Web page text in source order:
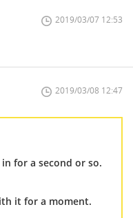
2019/03/07 12:53
2019/03/08 12:47
for a second or so.
it for a moment.